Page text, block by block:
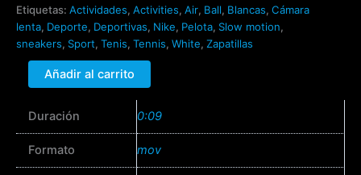
Etiquetas: Actividades, Activities, Air, Ball, Blancas, Cámara
lenta, Deporte, Deportivas, Nike, Pelota, Slow motion,
sneakers, Sport, Tenis, Tennis, White, Zapatillas
Añadir al carrito
Duración 0:09
Formato mov